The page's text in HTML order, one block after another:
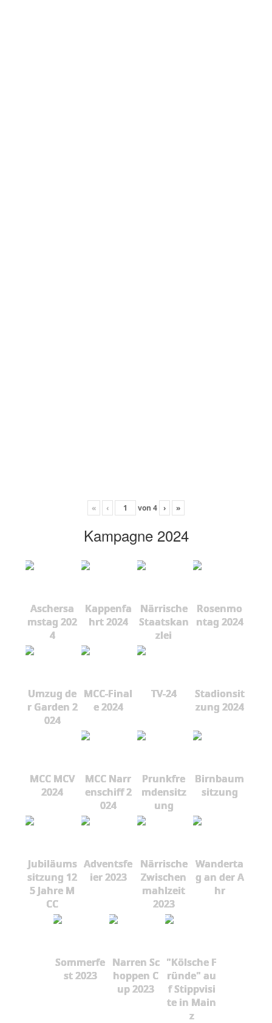
« ‹ von 4 › »
Kampagne 2024
Aschersa
mstag 202
4
Kappenfa
hrt 2024
Närrische
Staatskan
zlei
Rosenmo
ntag 2024
Umzug de
r Garden 2
024
MCC-Final
e 2024
TV-24
Stadionsit
zung 2024
MCC MCV
2024
MCC Narr
enschiff 2
024
Prunkfre
mdensitz
ung
Birnbaum
sitzung
Jubiläums
sitzung 12
5 Jahre M
CC
Adventsfe
ier 2023
Närrische
Zwischen
mahlzeit
2023
Wanderta
g an der A
hr
Sommerfe
st 2023
Narren Sc
hoppen C
up 2023
"Kölsche F
ründe" au
f Stippvisi
te in Main
z